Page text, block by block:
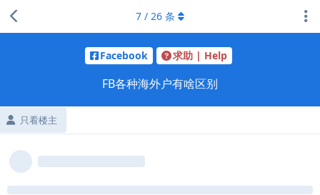
Facebook 求助 | Help
FB各种海外户有啥区别
只看楼主
7 / 26 条